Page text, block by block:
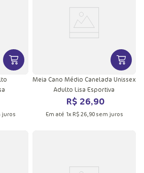
VER MAIS INFORMAÇÕES DOVER
Meia Cano Médio Canelada Unissex
Adulto Lisa Esportiva
R$ 26,90
Em até 1x R$ 26,90sem juros